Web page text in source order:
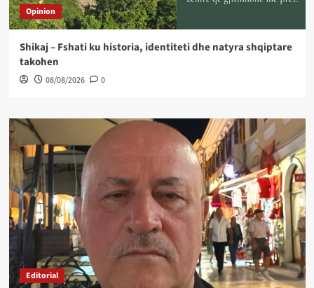
Opinion
Shikaj – Fshati ku historia, identiteti dhe natyra shqiptare
takohen
08/08/2026 0
Editorial